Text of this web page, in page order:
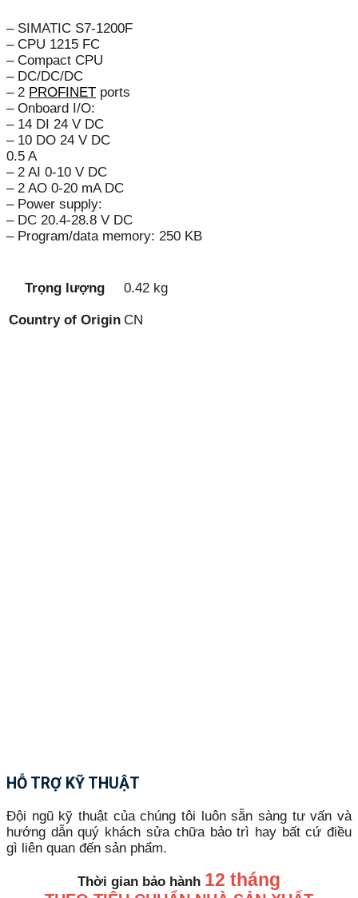
– SIMATIC S7-1200F
– CPU 1215 FC
– Compact CPU
– DC/DC/DC
– 2 PROFINET ports
– Onboard I/O:
– 14 DI 24 V DC
– 10 DO 24 V DC
0.5 A
– 2 AI 0-10 V DC
– 2 AO 0-20 mA DC
– Power supply:
– DC 20.4-28.8 V DC
– Program/data memory: 250 KB
Trọng lượng 0.42 kg
Country of Origin CN
HỖ TRỢ KỸ THUẬT
Đội ngũ kỹ thuật của chúng tôi luôn sẵn sàng tư vấn và
hướng dẫn quý khách sửa chữa bảo trì hay bất cứ điều
gì liên quan đến sản phẩm.
Thời gian bảo hành 12 tháng